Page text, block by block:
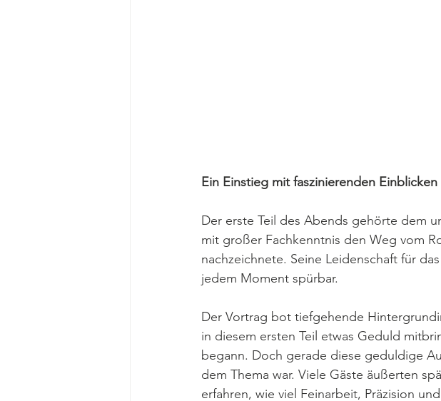
Ein Einstieg mit faszinierenden Einblicken
Der erste Teil des Abends gehörte dem
mit großer Fachkenntnis den Weg vom
nachzeichnete. Seine Leidenschaft für
jedem Moment spürbar.
Der Vortrag bot tiefgehende
in diesem ersten Teil etwas Geduld
begann. Doch gerade diese geduldige
dem Thema war. Viele Gäste äußerten
erfahren, wie viel Feinarbeit, Präzision